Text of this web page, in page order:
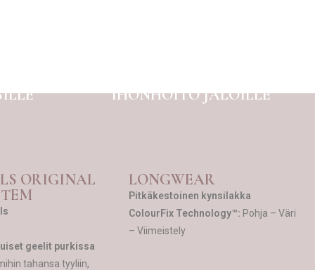
IHONHOITO JALOILLE
ORIGINAL
geelit purkissa
tahansa tyyliin,
LONGWEAR
Pitkäkestoinen kynsilakka
ColourFix Technology™: Pohja – Väri
– Viimeistely